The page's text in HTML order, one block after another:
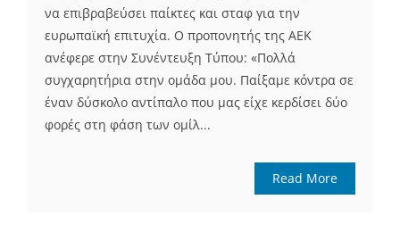
να επιβραβεύσει παίκτες και σταφ για την
ευρωπαϊκή επιτυχία. Ο προπονητής της ΑΕΚ
ανέφερε στην Συνέντευξη Τύπου: «Πολλά
συγχαρητήρια στην ομάδα μου. Παίξαμε κόντρα σε
έναν δύσκολο αντίπαλο που μας είχε κερδίσει δύο
φορές στη φάση των ομίλ...
Read More